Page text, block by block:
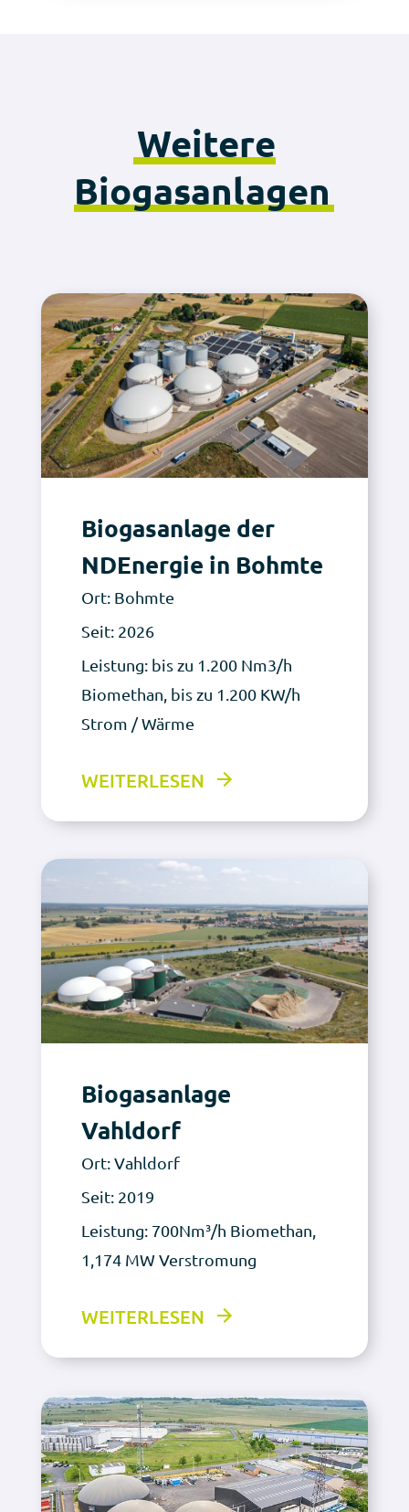
Weitere
Biogasanlagen
Biogasanlage der
NDEnergie in Bohmte
Ort: Bohmte
Seit: 2026
Leistung: bis zu 1.200 Nm3/h
Biomethan, bis zu 1.200 KW/h
Strom / Wärme
WEITERLESEN
Biogasanlage
Vahldorf
Ort: Vahldorf
Seit: 2019
Leistung: 700Nm³/h Biomethan,
1,174 MW Verstromung
WEITERLESEN